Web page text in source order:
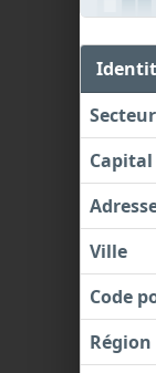
Capital
Ville
Code
Région